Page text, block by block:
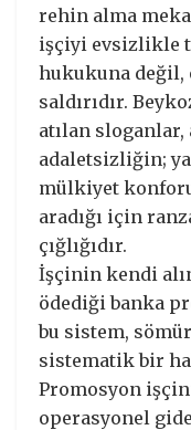
rehin alma
işçiyi evsizlikle
hukukuna değil,
saldırıdır.
atılan sloganlar,
adaletsizliğin;
mülkiyet
aradığı için
çığlığıdır.
​İşçinin kendi
ödediği banka
bu sistem,
sistematik bir hal
Promosyon
operasyonel